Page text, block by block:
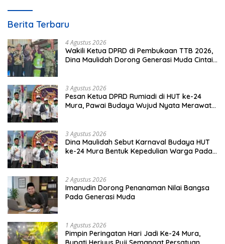
Berita Terbaru
4 Agustus 2026
Wakili Ketua DPRD di Pembukaan TTB 2026,
Dina Maulidah Dorong Generasi Muda Cintai
3 Agustus 2026
Pesan Ketua DPRD Rumiadi di HUT ke-24
Mura, Pawai Budaya Wujud Nyata Merawat
3 Agustus 2026
Dina Maulidah Sebut Karnaval Budaya HUT
ke-24 Mura Bentuk Kepedulian Warga Pada
2 Agustus 2026
Imanudin Dorong Penanaman Nilai Bangsa
Pada Generasi Muda
1 Agustus 2026
Pimpin Peringatan Hari Jadi Ke-24 Mura,